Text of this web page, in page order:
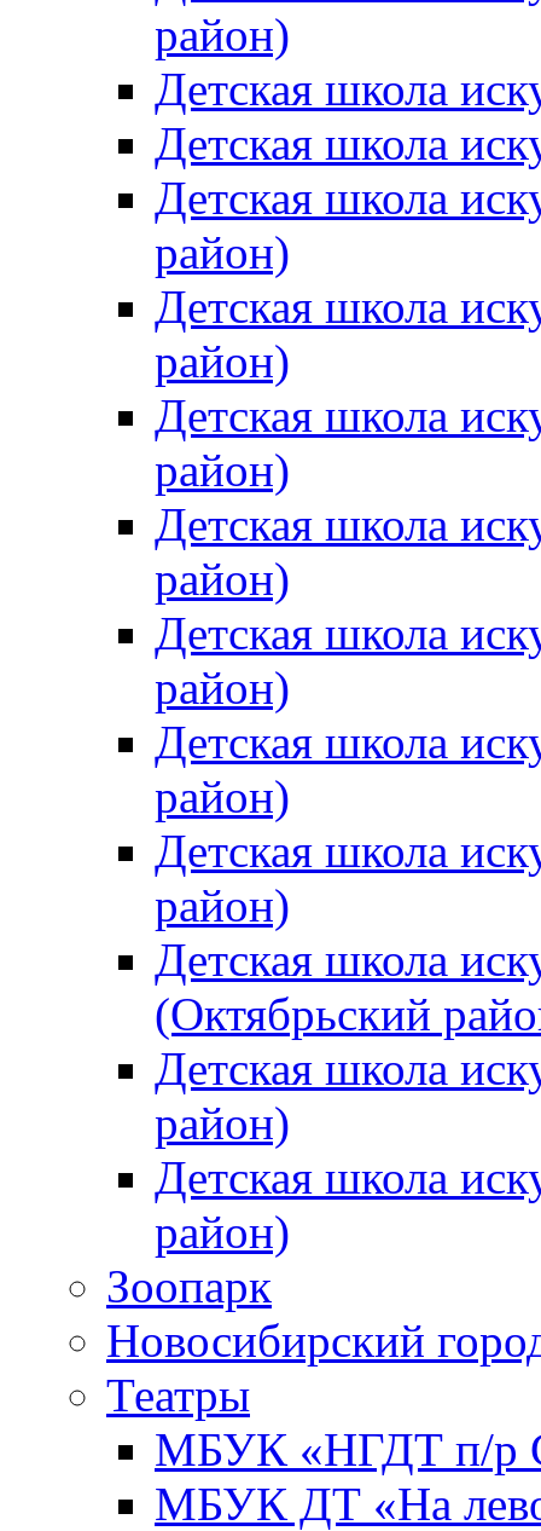
район)
Детская школа
Детская школа
Детская школа
район)
Детская школа
район)
Детская школа
район)
Детская школа
район)
Детская школа
район)
Детская школа
район)
Детская школа
район)
Детская школа
(Октябрьский
Детская школа
район)
Детская школа
район)
Зоопарк
Новосибирский
Театры
МБУК «НГДТ п/р
МБУК ДТ «На